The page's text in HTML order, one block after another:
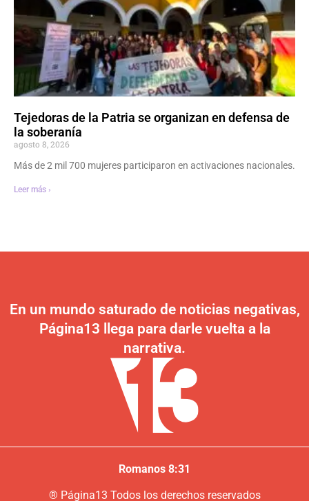
Tejedoras de la Patria se organizan en defensa de
la soberanía
agosto 8, 2026
Más de 2 mil 700 mujeres participaron en activaciones nacionales.
Leer más ›
En un mundo saturado de noticias negativas,
Página13 llega para darle vuelta a la
narrativa.
Romanos 8:31
® Página13 Todos los derechos reservados